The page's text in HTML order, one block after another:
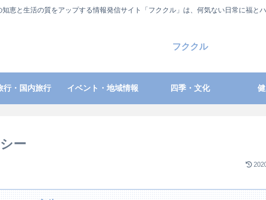
知恵と生活の質をアップする情報発信サイト「フククル」は、何気ない日常に福と
フククル
行・国内旅行 イベント・地域情報 四季・文化
ー